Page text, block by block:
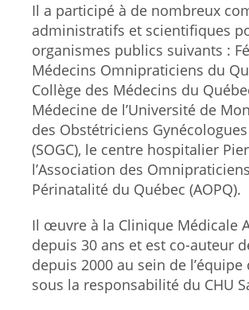
Il a participé à de nombreux
administratifs et scientifiques
organismes publics suivants :
Médecins Omnipraticiens du
Collège des Médecins du
Médecine de l’Université de
des Obstétriciens
(SOGC), le centre hospitalier
l’Association des
Périnatalité du Québec (AOPQ).
Il œuvre à la Clinique Médicale
depuis 30 ans et est co-auteur
depuis 2000 au sein de
sous la responsabilité du CHU